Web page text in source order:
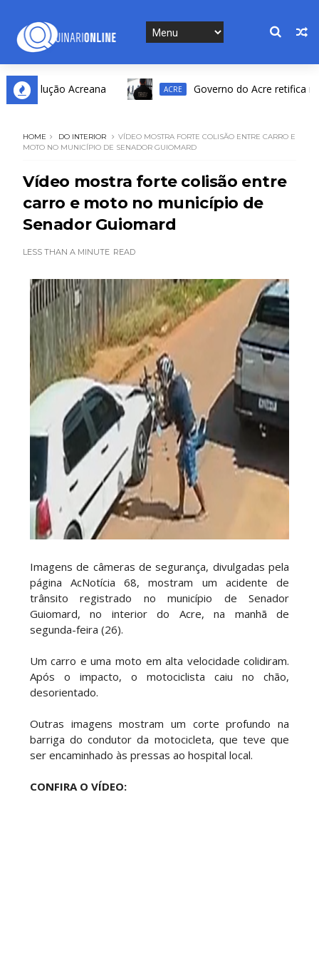
Acreana ACRE Governo do Acre retifica
HOME DO INTERIOR
VÍDEO MOSTRA FORTE COLISÃO ENTRE CARRO E
MOTO NO MUNICÍPIO DE SENADOR GUIOMARD
Vídeo mostra forte colisão entre
carro e moto no município de
Senador Guiomard
LESS THAN A MINUTE READ
Imagens de câmeras de segurança, divulgadas pela
página AcNotícia 68, mostram um acidente de
trânsito registrado no município de Senador
Guiomard, no interior do Acre, na manhã de
segunda-feira (26).
Um carro e uma moto em alta velocidade colidiram.
Após o impacto, o motociclista caiu no chão,
desorientado.
Outras imagens mostram um corte profundo na
barriga do condutor da motocicleta, que teve que
ser encaminhado às pressas ao hospital local.
CONFIRA O VÍDEO: